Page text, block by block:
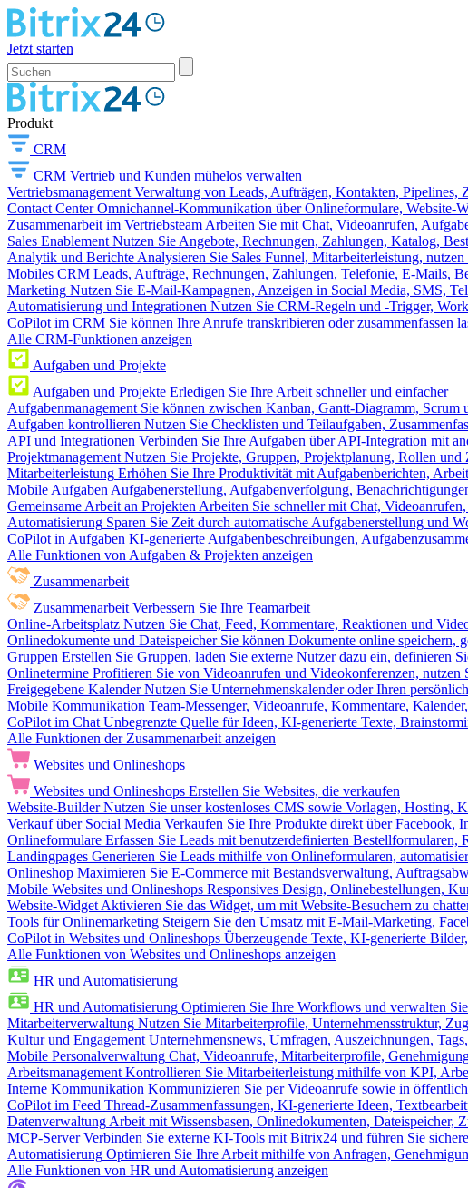
Jetzt starten
Produkt
CRM
CRM Vertrieb und Kunden mühelos verwalten
Vertriebsmanagement Verwaltung von Leads, Aufträgen, Kontakten, Pipelines,
Contact Center Omnichannel-Kommunikation über Onlineformulare, Website-
Zusammenarbeit im Vertriebsteam Arbeiten Sie mit Chat, Videoanrufen,
Sales Enablement Nutzen Sie Angebote, Rechnungen, Zahlungen, Katalog,
Analytik und Berichte Analysieren Sie Sales Funnel, Mitarbeiterleistung,
Mobiles CRM Leads, Aufträge, Rechnungen, Zahlungen, Telefonie, E-Mails,
Marketing Nutzen Sie E-Mail-Kampagnen, Anzeigen in Social Media, SMS,
Automatisierung und Integrationen Nutzen Sie CRM-Regeln und -Trigger,
CoPilot im CRM Sie können Ihre Anrufe transkribieren oder zusammenfassen
Alle CRM-Funktionen anzeigen
Aufgaben und Projekte
Aufgaben und Projekte Erledigen Sie Ihre Arbeit schneller und einfacher
Aufgabenmanagement Sie können zwischen Kanban, Gantt-Diagramm, Scrum
Aufgaben kontrollieren Nutzen Sie Checklisten und Teilaufgaben,
API und Integrationen Verbinden Sie Ihre Aufgaben über API-Integration mit
Projektmanagement Nutzen Sie Projekte, Gruppen, Projektplanung, Rollen und
Mitarbeiterleistung Erhöhen Sie Ihre Produktivität mit Aufgabenberichten,
Mobile Aufgaben Aufgabenerstellung, Aufgabenverfolgung,
Gemeinsame Arbeit an Projekten Arbeiten Sie schneller mit Chat,
Automatisierung Sparen Sie Zeit durch automatische Aufgabenerstellung und
CoPilot in Aufgaben KI-generierte Aufgabenbeschreibungen,
Alle Funktionen von Aufgaben & Projekten anzeigen
Zusammenarbeit
Zusammenarbeit Verbessern Sie Ihre Teamarbeit
Online-Arbeitsplatz Nutzen Sie Chat, Feed, Kommentare, Reaktionen und
Onlinedokumente und Dateispeicher Sie können Dokumente online speichern,
Gruppen Erstellen Sie Gruppen, laden Sie externe Nutzer dazu ein, definieren
Onlinetermine Profitieren Sie von Videoanrufen und Videokonferenzen,
Freigegebene Kalender Nutzen Sie Unternehmenskalender oder Ihren
Mobile Kommunikation Team-Messenger, Videoanrufe, Kommentare,
CoPilot im Chat Unbegrenzte Quelle für Ideen, KI-generierte Texte,
Alle Funktionen der Zusammenarbeit anzeigen
Websites und Onlineshops
Websites und Onlineshops Erstellen Sie Websites, die verkaufen
Website-Builder Nutzen Sie unser kostenloses CMS sowie Vorlagen, Hosting,
Verkauf über Social Media Verkaufen Sie Ihre Produkte direkt über Facebook,
Onlineformulare Erfassen Sie Leads mit benutzerdefinierten
Landingpages Generieren Sie Leads mithilfe von Onlineformularen,
Onlineshop Maximieren Sie E-Commerce mit Bestandsverwaltung,
Mobile Websites und Onlineshops Responsives Design, Onlinebestellungen,
Website-Widget Aktivieren Sie das Widget, um mit Website-Besuchern zu
Tools für Onlinemarketing Steigern Sie den Umsatz mit E-Mail-Marketing,
CoPilot in Websites und Onlineshops Überzeugende Texte, KI-generierte
Alle Funktionen von Websites und Onlineshops anzeigen
HR und Automatisierung
HR und Automatisierung Optimieren Sie Ihre Workflows und verwalten Sie
Mitarbeiterverwaltung Nutzen Sie Mitarbeiterprofile, Unternehmensstruktur,
Kultur und Engagement Unternehmensnews, Umfragen, Auszeichnungen,
Mobile Personalverwaltung Chat, Videoanrufe, Mitarbeiterprofile,
Arbeitsmanagement Kontrollieren Sie Mitarbeiterleistung mithilfe von KPI,
Interne Kommunikation Kommunizieren Sie per Videoanrufe sowie in
CoPilot im Feed Thread-Zusammenfassungen, KI-generierte Ideen,
Datenverwaltung Arbeit mit Wissensbasen, Onlinedokumenten, Dateispeicher,
MCP-Server Verbinden Sie externe KI-Tools mit Bitrix24 und führen Sie
Automatisierung Optimieren Sie Ihre Arbeit mithilfe von Anfragen,
Alle Funktionen von HR und Automatisierung anzeigen